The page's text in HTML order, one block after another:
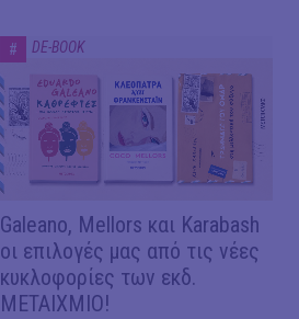
# DE-BOOK
Galeano, Mellors και Karabash
οι επιλογές μας από τις νέες
κυκλοφορίες των εκδ.
ΜΕΤΑΙΧΜΙΟ!